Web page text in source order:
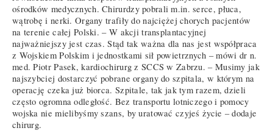
ośrodków medycznych. Chirurdzy pobrali m.in. serce, płuca,
wątrobę i nerki. Organy trafiły do najciężej chorych pacjentów
na terenie całej Polski. – W akcji transplantacyjnej
najważniejszy jest czas. Stąd tak ważna dla nas jest współpraca
z Wojskiem Polskim i jednostkami sił powietrznych – mówi dr n.
med. Piotr Pasek, kardiochirurg z SCCS w Zabrzu. – Musimy jak
najszybciej dostarczyć pobrane organy do szpitala, w którym na
operację czeka już biorca. Szpitale, tak jak tym razem, dzieli
często ogromna odległość. Bez transportu lotniczego i pomocy
wojska nie mielibyśmy szans, by uratować czyjeś życie – dodaje
chirurg.